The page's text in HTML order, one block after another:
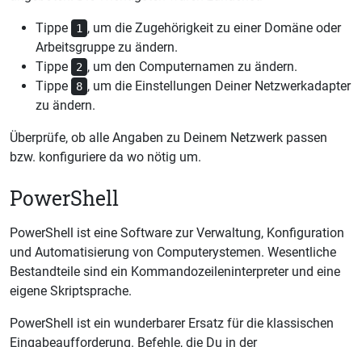
Tippe 1 , um die Zugehörigkeit zu einer Domäne oder
Arbeitsgruppe zu ändern.
Tippe
2 , um den Computernamen zu ändern.
Tippe
8 , um die Einstellungen Deiner Netzwerkadapter
zu ändern.
Überprüfe, ob alle Angaben zu Deinem Netzwerk passen
bzw. konfiguriere da wo nötig um.
PowerShell
PowerShell ist eine Software zur Verwaltung, Konfiguration
und Automatisierung von Computerystemen. Wesentliche
Bestandteile sind ein Kommandozeileninterpreter und eine
eigene Skriptsprache.
PowerShell ist ein wunderbarer Ersatz für die klassischen
Eingabeaufforderung. Befehle, die Du in der